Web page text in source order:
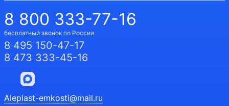
8 800 333-77-16
бесплатный звонок по России
8 495 150-47-17
8 473 333-45-16
Aleplast-emkosti@mail.ru